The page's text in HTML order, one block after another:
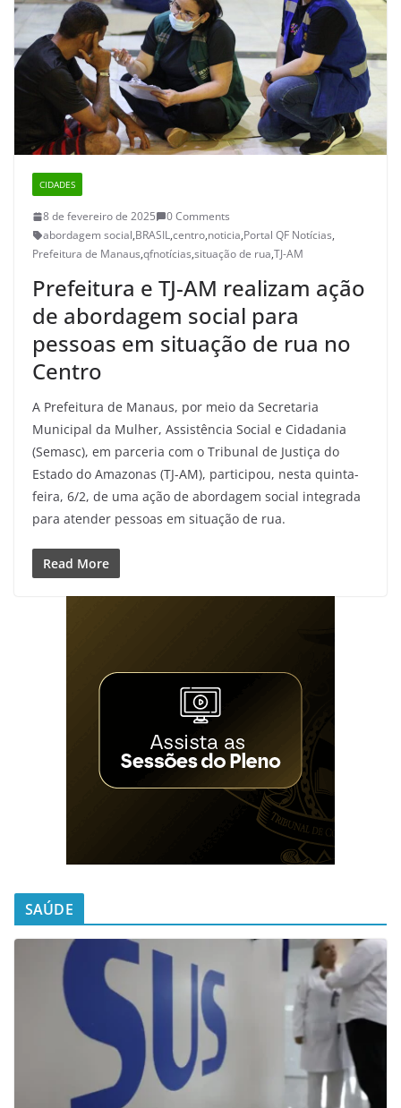
CIDADES
8 de fevereiro de 2025
0 Comments
abordagem social,BRASIL,centro,noticia,Portal QF Notícias,
Prefeitura de Manaus,qfnotícias,situação de rua,TJ-AM
Prefeitura e TJ-AM realizam ação
de abordagem social para
pessoas em situação de rua no
Centro
A Prefeitura de Manaus, por meio da Secretaria
Municipal da Mulher, Assistência Social e Cidadania
(Semasc), em parceria com o Tribunal de Justiça do
Estado do Amazonas (TJ-AM), participou, nesta quinta-
feira, 6/2, de uma ação de abordagem social integrada
para atender pessoas em situação de rua.
Read More
SAÚDE